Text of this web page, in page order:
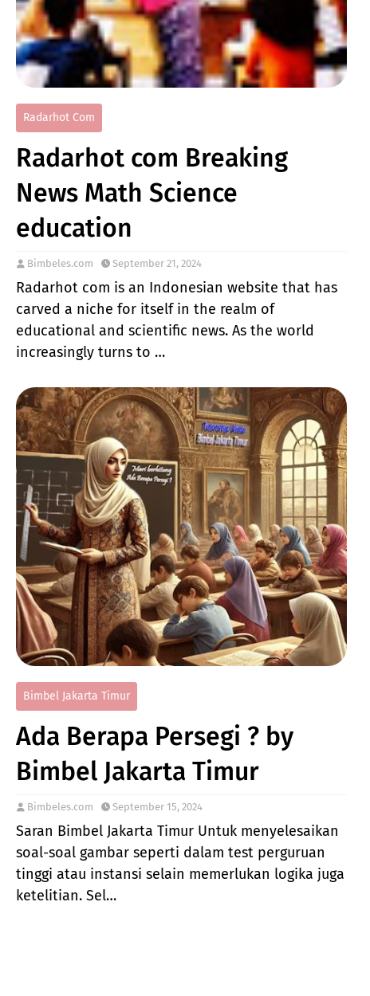
Radarhot Com
Radarhot com Breaking
News Math Science
education
Bimbeles.com September 21, 2024
Radarhot com is an Indonesian website that has
carved a niche for itself in the realm of
educational and scientific news. As the world
increasingly turns to …
Bimbel Jakarta Timur
Ada Berapa Persegi ? by
Bimbel Jakarta Timur
Bimbeles.com September 15, 2024
Saran Bimbel Jakarta Timur Untuk menyelesaikan
soal-soal gambar seperti dalam test perguruan
tinggi atau instansi selain memerlukan logika juga
ketelitian. Sel…